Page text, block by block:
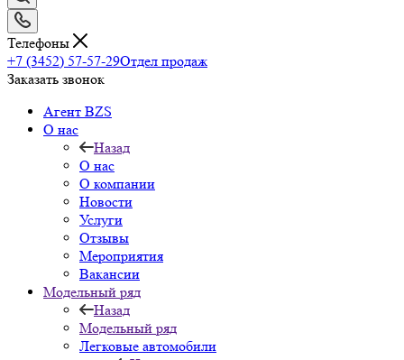
Телефоны
+7 (3452) 57-57-29Отдел продаж
Заказать звонок
Агент BZS
О нас
Назад
О нас
О компании
Новости
Услуги
Отзывы
Мероприятия
Вакансии
Модельный ряд
Назад
Модельный ряд
Легковые автомобили